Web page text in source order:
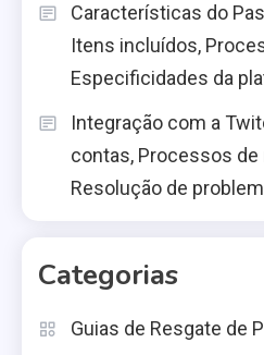
Características do
Itens incluídos,
Especificidades da
Integração com a
contas, Processos de
Resolução de
Categorias
Guias de Resgate de